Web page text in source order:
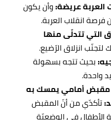
العربة عريضة:وأن يكون
انقلاب العربة.
التي تتدلّى منها
لتجنّب انزلاق الرّضيع.
بحيث تتجه بسهولة
واحدة.
مقبض أمامي يمسك به
تأكدّي من أنّ المقبض
الأطفال في الوضعيّة